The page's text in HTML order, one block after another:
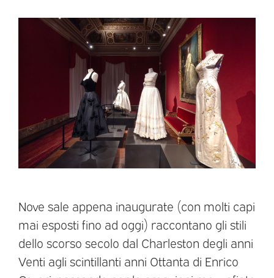
Nove sale appena inaugurate (con molti capi
mai esposti fino ad oggi) raccontano gli stili
dello scorso secolo dal Charleston degli anni
Venti agli scintillanti anni Ottanta di Enrico